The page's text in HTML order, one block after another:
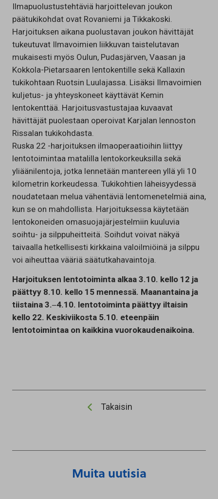
Ilmapuolustustehtäviä harjoittelevan joukon
päätukikohdat ovat Rovaniemi ja Tikkakoski.
Harjoituksen aikana puolustavan joukon hävittäjät
tukeutuvat Ilmavoimien liikkuvan taistelutavan
mukaisesti myös Oulun, Pudasjärven, Vaasan ja
Kokkola-Pietarsaaren lentokentille sekä Kallaxin
tukikohtaan Ruotsin Luulajassa. Lisäksi Ilmavoimien
kuljetus- ja yhteyskoneet käyttävät Kemin
lentokenttää. Harjoitusvastustajaa kuvaavat
hävittäjät puolestaan operoivat Karjalan lennoston
Rissalan tukikohdasta.
Ruska 22 -harjoituksen ilmaoperaatioihin liittyy
lentotoimintaa matalilla lentokorkeuksilla sekä
yliäänilentoja, jotka lennetään mantereen yllä yli 10
kilometrin korkeudessa. Tukikohtien läheisyydessä
noudatetaan melua vähentäviä lentomenetelmiä aina,
kun se on mahdollista. Harjoituksessa käytetään
lentokoneiden omasuojajärjestelmiin kuuluvia
soihtu- ja silppuheitteitä. Soihdut voivat näkyä
taivaalla hetkellisesti kirkkaina valoilmiöinä ja silppu
voi aiheuttaa vääriä säätutkahavaintoja.
Harjoituksen lentotoiminta alkaa 3.10. kello 12 ja
päättyy 8.10. kello 15 mennessä. Maanantaina ja
tiistaina 3.‒4.10. lentotoiminta päättyy iltaisin
kello 22. Keskiviikosta 5.10. eteenpäin
lentotoimintaa on kaikkina vuorokaudenaikoina.
Takaisin
Muita uutisia